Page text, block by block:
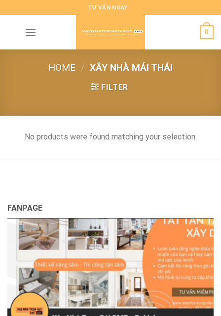
to
content
TƯ VẤN NGAY
0
HOME / XÂY NHÀ MÁI THÁI
FILTER
No products were found matching your selection.
FANPAGE